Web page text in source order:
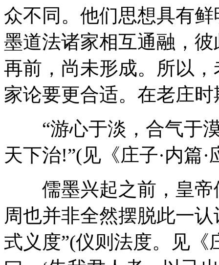
众不同。他们思想具有
墨道法诸家相互通融，
再前，尚未形成。所以
家论要更合适。在老庄
“游心于淡，合气于漠
天下治!”(见《庄子·内篇·
儒墨兴起之前，皇帝
周也并非全然摆脱此一
式义度”(仪则法度。见《